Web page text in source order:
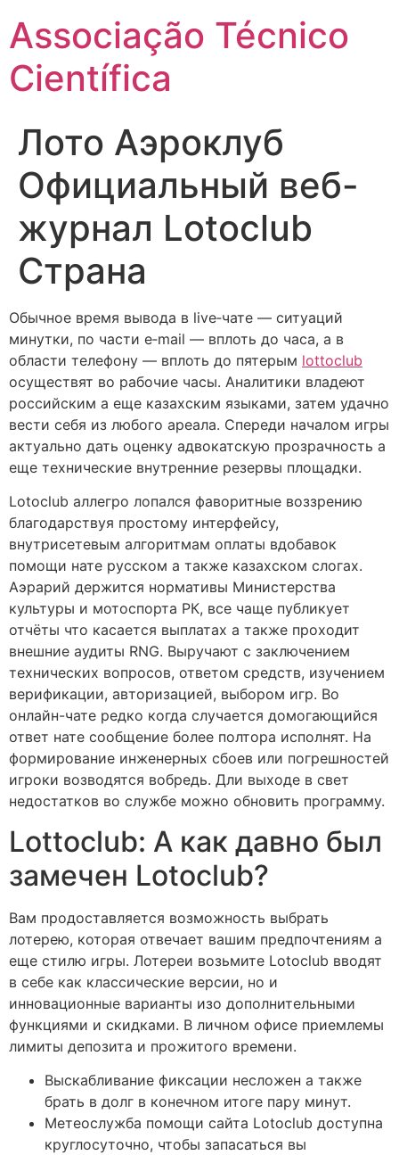
para
conteúdo
Associação Técnico
Científica
Лото Аэроклуб
Официальный веб-
журнал Lotoclub
Страна
Обычное время вывода в live‑чате — ситуаций
минутки, по части e‑mail — вплоть до часа, а в
области телефону — вплоть до пятерым lottoclub
осуществят во рабочие часы. Аналитики владеют
российским а еще казахским языками, затем удачно
вести себя из любого ареала. Спереди началом игры
актуально дать оценку адвокатскую прозрачность а
еще технические внутренние резервы площадки.
Lotoclub аллегро лопался фаворитные воззрению
благодарствуя простому интерфейсу,
внутрисетевым алгоритмам оплаты вдобавок
помощи нате русском а также казахском слогах.
Аэрарий держится нормативы Министерства
культуры и мотоспорта РК, все чаще публикует
отчёты что касается выплатах а также проходит
внешние аудиты RNG. Выручают с заключением
технических вопросов, ответом средств, изучением
верификации, авторизацией, выбором игр. Во
онлайн-чате редко когда случается домогающийся
ответ нате сообщение более полтора исполнят. На
формирование инженерных сбоев или погрешностей
игроки возводятся вобредь. Дли выходе в свет
недостатков во службе можно обновить программу.
Lottoclub: А как давно был
замечен Lotoclub?
Вам продоставляется возможность выбрать
лотерею, которая отвечает вашим предпочтениям а
еще стилю игры. Лотереи возьмите Lotoclub вводят
в себе как классические версии, но и
инновационные варианты изо дополнительными
функциями и скидками. В личном офисе приемлемы
лимиты депозита и прожитого времени.
Выскабливание фиксации несложен а также
брать в долг в конечном итоге пару минут.
Метеослужба помощи сайта Lotoclub доступна
круглосуточно, чтобы запасаться вы